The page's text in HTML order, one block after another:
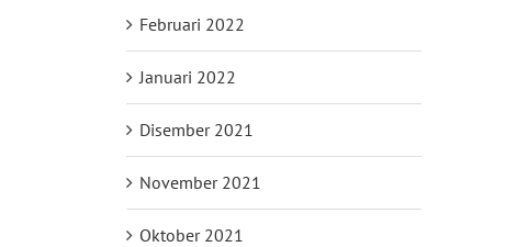
Februari 2022
Januari 2022
Disember 2021
November 2021
Oktober 2021